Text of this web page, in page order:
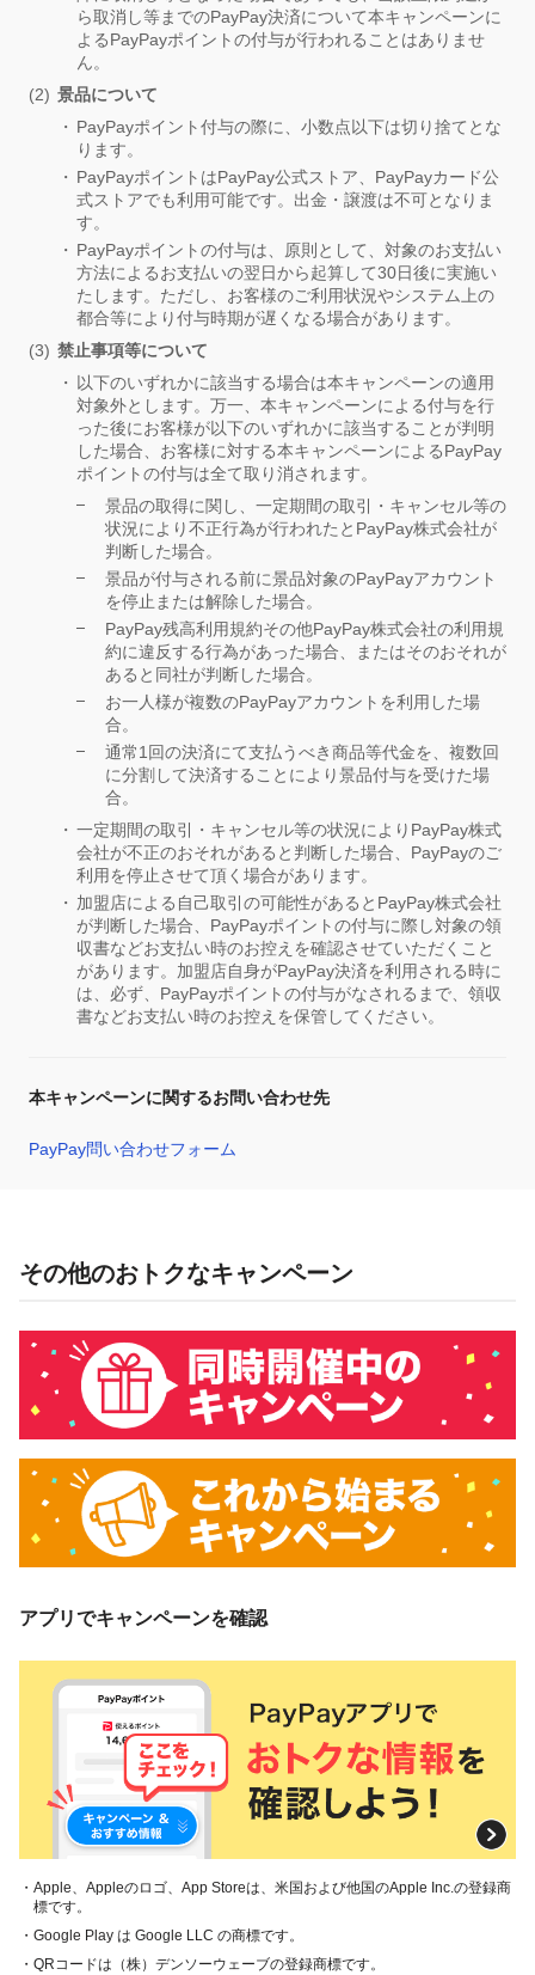
ら取消し等までのPayPay決済について本キャンペーンに
よるPayPayポイントの付与が行われることはありませ
ん。
景品について
PayPayポイント付与の際に、小数点以下は切り捨てとな
ります。
PayPayポイントはPayPay公式ストア、PayPayカード公
式ストアでも利用可能です。出金・譲渡は不可となりま
す。
PayPayポイントの付与は、原則として、対象のお支払い
方法によるお支払いの翌日から起算して30日後に実施い
たします。ただし、お客様のご利用状況やシステム上の
都合等により付与時期が遅くなる場合があります。
禁止事項等について
以下のいずれかに該当する場合は本キャンペーンの適用
対象外とします。万一、本キャンペーンによる付与を行
った後にお客様が以下のいずれかに該当することが判明
した場合、お客様に対する本キャンペーンによるPayPay
ポイントの付与は全て取り消されます。
景品の取得に関し、一定期間の取引・キャンセル等の
状況により不正行為が行われたとPayPay株式会社が
判断した場合。
景品が付与される前に景品対象のPayPayアカウント
を停止または解除した場合。
PayPay残高利用規約その他PayPay株式会社の利用規
約に違反する行為があった場合、またはそのおそれが
あると同社が判断した場合。
お一人様が複数のPayPayアカウントを利用した場
合。
通常1回の決済にて支払うべき商品等代金を、複数回
に分割して決済することにより景品付与を受けた場
合。
一定期間の取引・キャンセル等の状況によりPayPay株式
会社が不正のおそれがあると判断した場合、PayPayのご
利用を停止させて頂く場合があります。
加盟店による自己取引の可能性があるとPayPay株式会社
が判断した場合、PayPayポイントの付与に際し対象の領
収書などお支払い時のお控えを確認させていただくこと
があります。加盟店自身がPayPay決済を利用される時に
は、必ず、PayPayポイントの付与がなされるまで、領収
書などお支払い時のお控えを保管してください。
本キャンペーンに関するお問い合わせ先
PayPay問い合わせフォーム
その他のおトクなキャンペーン
アプリでキャンペーンを確認
・Apple、Appleのロゴ、App Storeは、米国および他国のApple Inc.の登録商
標です。
・Google Play は Google LLC の商標です。
・QRコードは（株）デンソーウェーブの登録商標です。